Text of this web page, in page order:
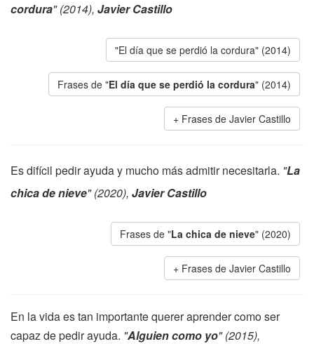
cordura" (2014), Javier Castillo
"El día que se perdió la cordura" (2014)
Frases de "El día que se perdió la cordura" (2014)
Frases de Javier Castillo
Es difícil pedir ayuda y mucho más admitir necesitarla. "La
chica de nieve" (2020), Javier Castillo
Frases de "La chica de nieve" (2020)
Frases de Javier Castillo
En la vida es tan importante querer aprender como ser
capaz de pedir ayuda. "Alguien como yo" (2015),